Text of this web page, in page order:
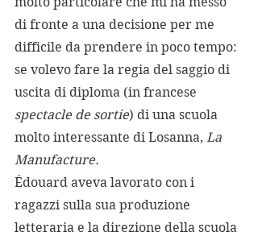
di fronte a una decisione per me
difficile da prendere in poco tempo:
se volevo fare la regia del saggio di
uscita di diploma (in francese
spectacle de sortie) di una scuola
molto interessante di Losanna, La
Manufacture.
Édouard aveva lavorato con i
ragazzi sulla sua produzione
letteraria e la direzione della scuola